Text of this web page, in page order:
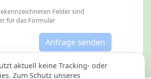
Felder sind
für das Formular
Anfrage senden
aktuell keine Tracking- oder
Zum Schutz unseres